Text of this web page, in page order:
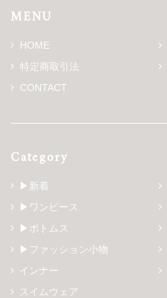
MENU
HOME
特定商取引法
CONTACT
Category
▶新着
▶ワンピース
▶ボトムス
▶ファッション小物
インナー
スイムウェア